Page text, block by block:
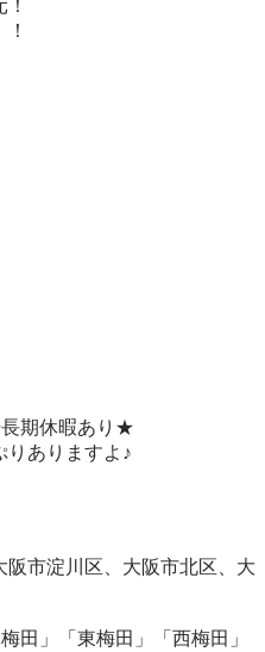
長期休暇あり★
ありますよ♪
市淀川区、大阪市北区、大
田」「東梅田」「西梅田」